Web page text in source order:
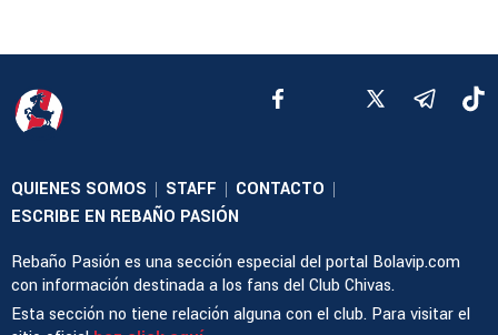
QUIENES SOMOS | STAFF | CONTACTO |
ESCRIBE EN REBAÑO PASIÓN
Rebaño Pasión es una sección especial del portal Bolavip.com
con información destinada a los fans del Club Chivas.
Esta sección no tiene relación alguna con el club. Para visitar el